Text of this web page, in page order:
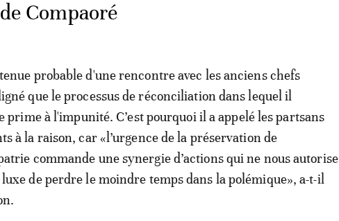
Compaoré
probable d'une rencontre avec les anciens chefs
que le processus de réconciliation dans lequel il
prime à l'impunité. C’est pourquoi il a appelé les partsans
à la raison, car «l’urgence de la préservation de
commande une synergie d’actions qui ne nous autorise
de perdre le moindre temps dans la polémique», a-t-il